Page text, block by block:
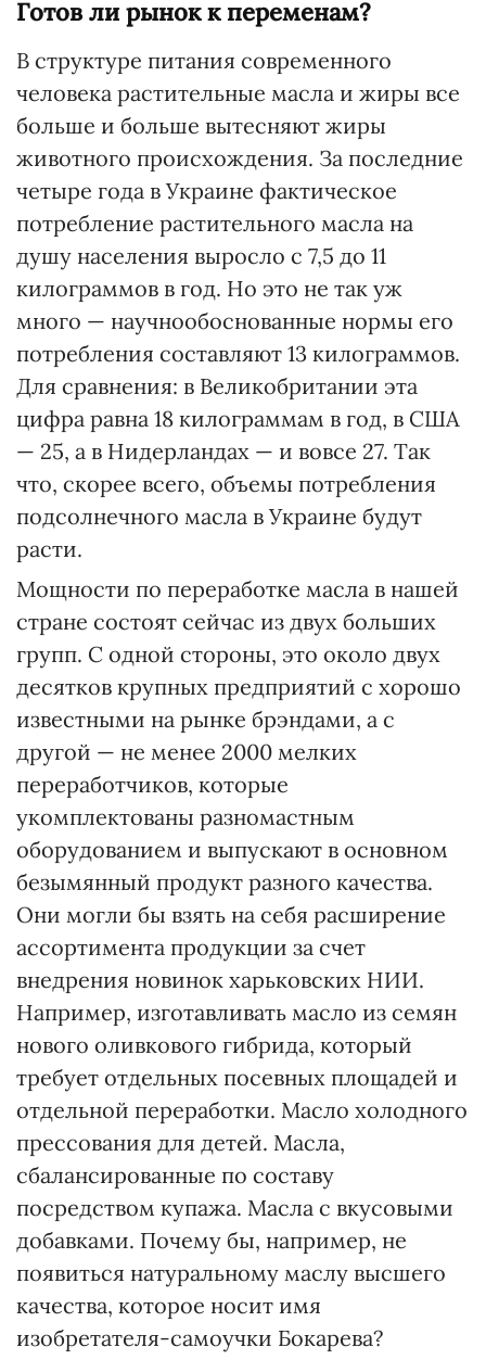
Готов ли рынок к переменам?
В структуре питания современного
человека растительные масла и жиры все
больше и больше вытесняют жиры
животного происхождения. За последние
четыре года в Украине фактическое
потребление растительного масла на
душу населения выросло с 7,5 до 11
килограммов в год. Но это не так уж
много — научнообоснованные нормы его
потребления составляют 13 килограммов.
Для сравнения: в Великобритании эта
цифра равна 18 килограммам в год, в США
— 25, а в Нидерландах — и вовсе 27. Так
что, скорее всего, объемы потребления
подсолнечного масла в Украине будут
расти.
Мощности по переработке масла в нашей
стране состоят сейчас из двух больших
групп. С одной стороны, это около двух
десятков крупных предприятий с хорошо
известными на рынке брэндами, а с
другой — не менее 2000 мелких
переработчиков, которые
укомплектованы разномастным
оборудованием и выпускают в основном
безымянный продукт разного качества.
Они могли бы взять на себя расширение
ассортимента продукции за счет
внедрения новинок харьковских НИИ.
Например, изготавливать масло из семян
нового оливкового гибрида, который
требует отдельных посевных площадей и
отдельной переработки. Масло холодного
прессования для детей. Масла,
сбалансированные по составу
посредством купажа. Масла с вкусовыми
добавками. Почему бы, например, не
появиться натуральному маслу высшего
качества, которое носит имя
изобретателя-самоучки Бокарева?